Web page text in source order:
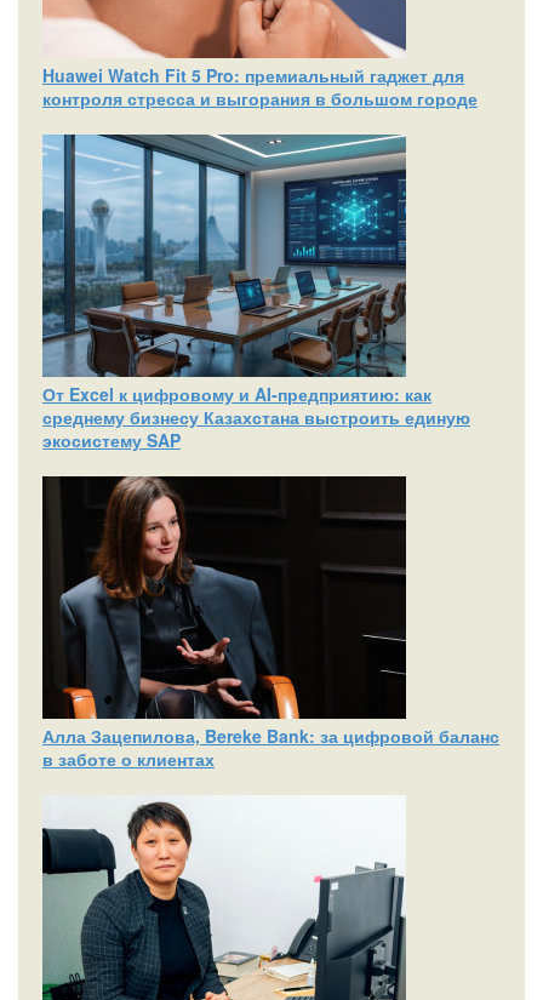
Huawei Watch Fit 5 Pro: премиальный гаджет для
контроля стресса и выгорания в большом городе
От Excel к цифровому и AI‑предприятию: как
среднему бизнесу Казахстана выстроить единую
экосистему SAP
Алла Зацепилова, Bereke Bank: за цифровой баланс
в заботе о клиентах